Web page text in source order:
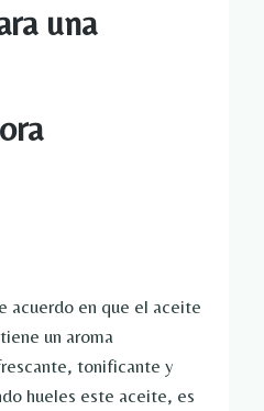
una
acuerdo en que el aceite
un aroma
tonificante y
hueles este aceite, es